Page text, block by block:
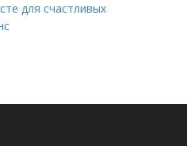
для счастливых